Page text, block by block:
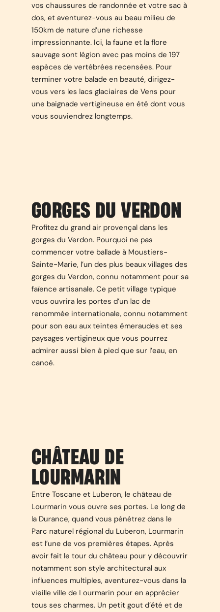
vos chaussures de randonnée et votre sac à
dos, et aventurez-vous au beau milieu de
150km de nature d’une richesse
impressionnante. Ici, la faune et la flore
sauvage sont légion avec pas moins de 197
espèces de vertébrées recensées. Pour
terminer votre balade en beauté, dirigez-
vous vers les lacs glaciaires de Vens pour
une baignade vertigineuse en été dont vous
vous souviendrez longtemps.
GORGES DU VERDON
Profitez du grand air provençal dans les
gorges du Verdon. Pourquoi ne pas
commencer votre ballade à Moustiers-
Sainte-Marie, l’un des plus beaux villages des
gorges du Verdon, connu notamment pour sa
faïence artisanale. Ce petit village typique
vous ouvrira les portes d’un lac de
renommée internationale, connu notamment
pour son eau aux teintes émeraudes et ses
paysages vertigineux que vous pourrez
admirer aussi bien à pied que sur l’eau, en
canoé.
CHÂTEAU DE
LOURMARIN
Entre Toscane et Luberon, le château de
Lourmarin vous ouvre ses portes. Le long de
la Durance, quand vous pénétrez dans le
Parc naturel régional du Luberon, Lourmarin
est l’une de vos premières étapes. Après
avoir fait le tour du château pour y découvrir
notamment son style architectural aux
influences multiples, aventurez-vous dans la
vieille ville de Lourmarin pour en apprécier
tous ses charmes. Un petit gout d’été et de